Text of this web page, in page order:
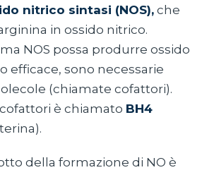
nitrico sintasi (NOS), che
in ossido nitrico.
NOS possa produrre ossido
efficace, sono necessarie
(chiamate cofattori).
è chiamato BH4
della formazione di NO è